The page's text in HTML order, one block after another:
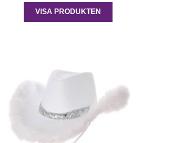
VISA PRODUKTEN